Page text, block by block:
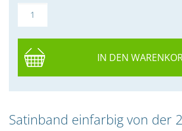
IN DEN
Satinband einfarbig von der